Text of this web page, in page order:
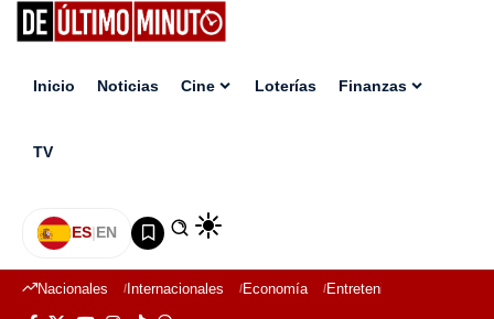
Inicio Noticias Cine Loterías Finanzas
TV
ES|EN
Nacionales Internacionales Economía Entretenimiento